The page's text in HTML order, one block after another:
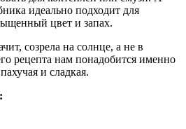
идеально подходит для
цвет и запах.
созрела на солнце, а не в
рецепта нам понадобится именно
и сладкая.